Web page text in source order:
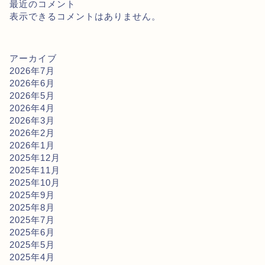
最近のコメント
表示できるコメントはありません。
アーカイブ
2026年7月
2026年6月
2026年5月
2026年4月
2026年3月
2026年2月
2026年1月
2025年12月
2025年11月
2025年10月
2025年9月
2025年8月
2025年7月
2025年6月
2025年5月
2025年4月